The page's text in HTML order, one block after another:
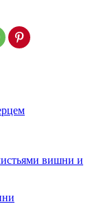
вишни и